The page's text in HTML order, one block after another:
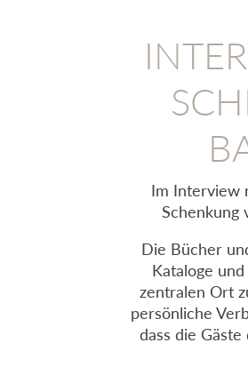
Im Interview
Schenkung
Die Bücher
Kataloge
zentralen Ort
persönliche
dass die